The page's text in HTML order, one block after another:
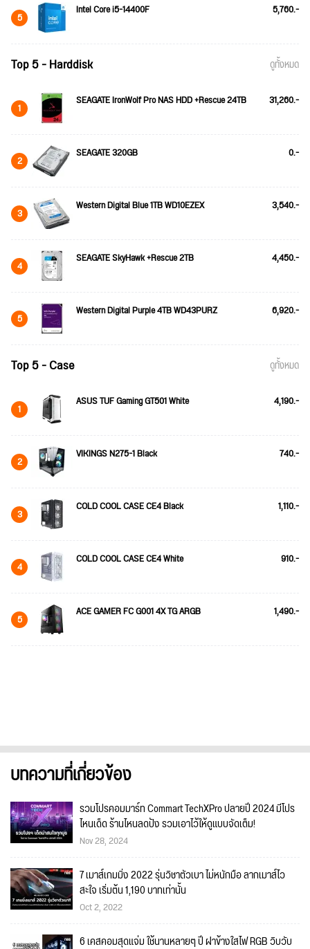
5 Intel Core i5-14400F 5,760.-
Top 5 - Harddisk ดูทั้งหมด
1 SEAGATE IronWolf Pro NAS HDD +Rescue 24TB 31,260.-
2 SEAGATE 320GB 0.-
3 Western Digital Blue 1TB WD10EZEX 3,540.-
4 SEAGATE SkyHawk +Rescue 2TB 4,450.-
5 Western Digital Purple 4TB WD43PURZ 6,920.-
Top 5 - Case ดูทั้งหมด
1 ASUS TUF Gaming GT501 White 4,190.-
2 VIKINGS N275-1 Black 740.-
3 COLD COOL CASE CE4 Black 1,110.-
4 COLD COOL CASE CE4 White 910.-
5 ACE GAMER FC G001 4X TG ARGB 1,490.-
บทความที่เกี่ยวข้อง
รวมโปรคอมมาร์ท Commart TechXPro ปลายปี 2024 มีโปร
ไหนเด็ด ร้านไหนลดปัง รวมเอาไว้ให้ดูแบบจัดเต็ม!
Nov 28, 2024
7 เมาส์เกมมิ่ง 2022 รุ่นวิชาตัวเบา ไม่หนักมือ ลากเมาส์ไว
สะใจ เริ่มต้น 1,190 บาทเท่านั้น
Oct 2, 2022
6 เคสคอมสุดแจ่ม ใช้นานหลายๆ ปี ฝาข้างใสไฟ RGB วิบวับ